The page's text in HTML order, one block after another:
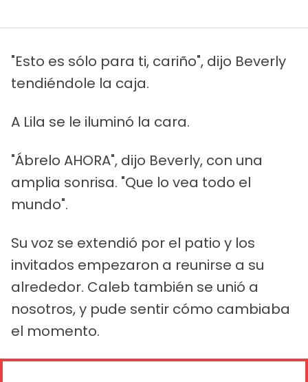
"Esto es sólo para ti, cariño", dijo Beverly
tendiéndole la caja.
A Lila se le iluminó la cara.
"Ábrelo AHORA", dijo Beverly, con una
amplia sonrisa. "Que lo vea todo el
mundo".
Su voz se extendió por el patio y los
invitados empezaron a reunirse a su
alrededor. Caleb también se unió a
nosotros, y pude sentir cómo cambiaba
el momento.